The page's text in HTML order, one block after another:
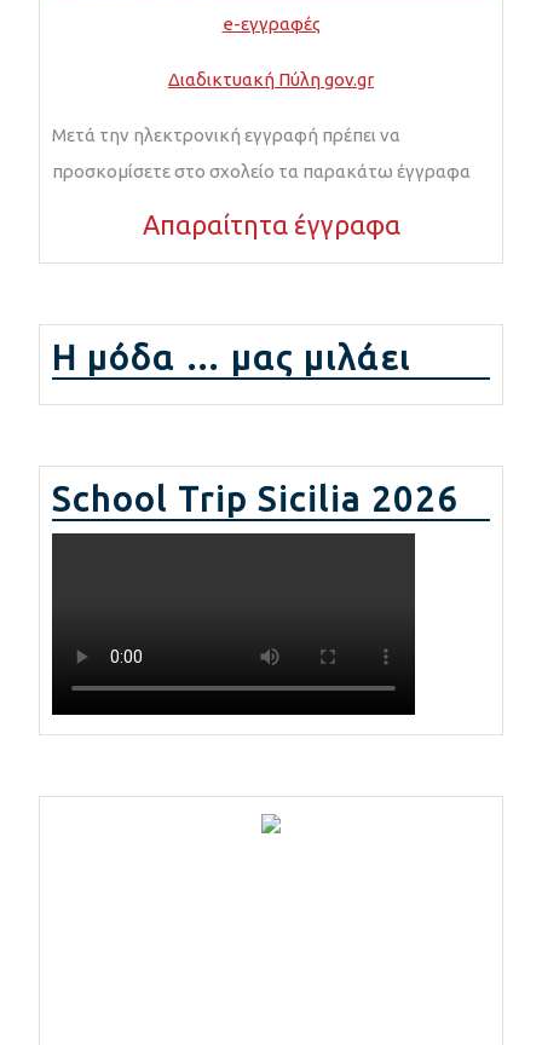
e-εγγραφές
Διαδικτυακή Πύλη gov.gr
Μετά την ηλεκτρονική εγγραφή πρέπει να
προσκομίσετε στο σχολείο τα παρακάτω έγγραφα
Απαραίτητα έγγραφα
Η μόδα … μας μιλάει
School Trip Sicilia 2026